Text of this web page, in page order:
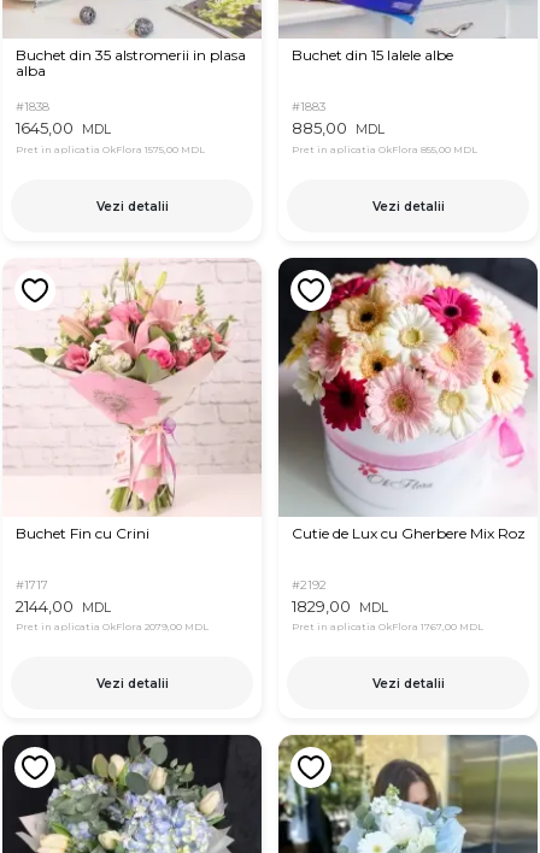
Buchet din 35 alstromerii in plasa
alba
#1838
1645,00 MDL
Pret in aplicatia OkFlora 1575,00 MDL
Vezi detalii
Buchet din 15 lalele albe
#1883
885,00 MDL
Pret in aplicatia OkFlora 855,00 MDL
Vezi detalii
Buchet Fin cu Crini
#1717
2144,00 MDL
Pret in aplicatia OkFlora 2079,00 MDL
Vezi detalii
Cutie de Lux cu Gherbere Mix Roz
#2192
1829,00 MDL
Pret in aplicatia OkFlora 1767,00 MDL
Vezi detalii